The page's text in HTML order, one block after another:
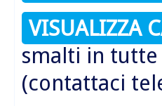
VISUALIZZA
smalti in
(contattaci